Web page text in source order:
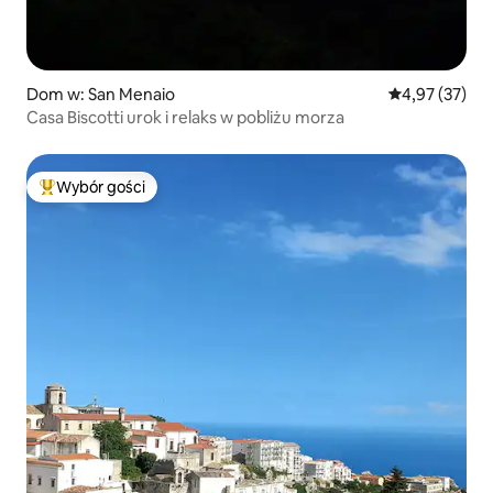
Dom w: San Menaio Średnia
4,97 (37)
Casa Biscotti urok i relaks w pobliżu morza
Najpopularniejsze z kategorii Wybór gości
Wybór gości